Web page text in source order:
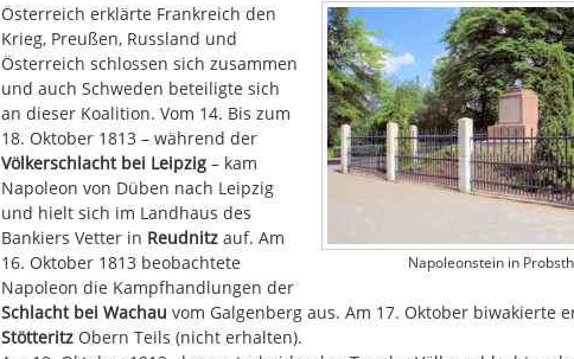
Napoleonstein in
Österreich erklärte Frankreich den
Krieg, Preußen, Russland und
Österreich schlossen sich zusammen
und auch Schweden beteiligte sich
an dieser Koalition. Vom 14. Bis zum
18. Oktober 1813 – während der
Völkerschlacht bei Leipzig – kam
Napoleon von Düben nach Leipzig
und hielt sich im Landhaus des
Bankiers Vetter in Reudnitz auf. Am
16. Oktober 1813 beobachtete
Napoleon die Kampfhandlungen der
Schlacht bei Wachau vom Galgenberg aus. Am 17. Oktober biwakierte
Stötteritz Obern Teils (nicht erhalten).